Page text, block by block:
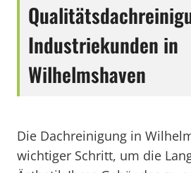
Industriekunden in
Wilhelmshaven
Die Dachreinigung in
wichtiger Schritt, um die